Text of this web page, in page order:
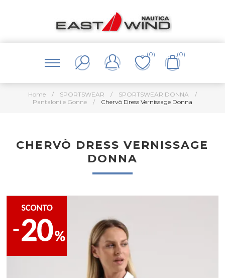
(0) (0)
Home / SPORTSWEAR / SPORTSWEAR DONNA
/
Pantaloni e Gonne
/ Chervò Dress Vernissage Donna
CHERVÒ DRESS VERNISSAGE
DONNA